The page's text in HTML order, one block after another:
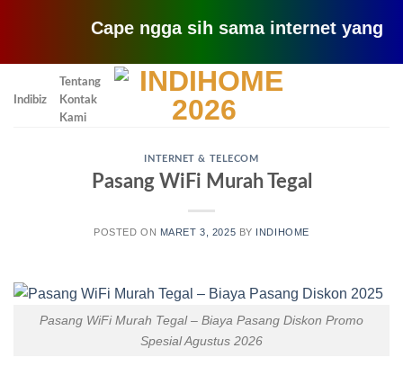
Cape ngga sih sama internet yang
Indibiz
Tentang
Kontak
Kami
INTERNET & TELECOM
Pasang WiFi Murah Tegal
POSTED ON MARET 3, 2025 BY INDIHOME
Pasang WiFi Murah Tegal – Biaya Pasang Diskon Promo
Spesial Agustus 2026